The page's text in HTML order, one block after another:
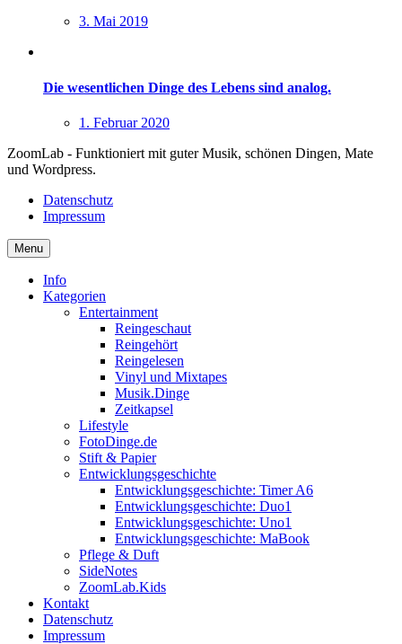
3. Mai 2019
Die wesentlichen Dinge des Lebens sind analog.
1. Februar 2020
ZoomLab - Funktioniert mit guter Musik, schönen Dingen, Mate
und Wordpress.
Datenschutz
Impressum
Menu
Info
Kategorien
Entertainment
Reingeschaut
Reingehört
Reingelesen
Vinyl und Mixtapes
Musik.Dinge
Zeitkapsel
Lifestyle
FotoDinge.de
Stift & Papier
Entwicklungsgeschichte
Entwicklungsgeschichte: Timer A6
Entwicklungsgeschichte: Duo1
Entwicklungsgeschichte: Uno1
Entwicklungsgeschichte: MaBook
Pflege & Duft
SideNotes
ZoomLab.Kids
Kontakt
Datenschutz
Impressum